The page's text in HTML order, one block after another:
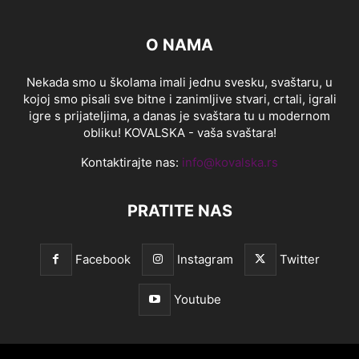
O NAMA
Nekada smo u školama imali jednu svesku, svaštaru, u
kojoj smo pisali sve bitne i zanimljive stvari, crtali, igrali
igre s prijateljima, a danas je svaštara tu u modernom
obliku! KOVALSKA - vaša svaštara!
Kontaktirajte nas: info@kovalska.rs
PRATITE NAS
Facebook Instagram Twitter
Youtube